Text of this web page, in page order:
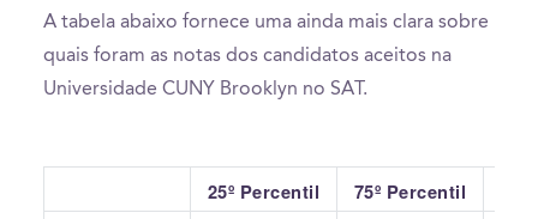
A tabela abaixo fornece uma ainda mais clara sobre
quais foram as notas dos candidatos aceitos na
Universidade CUNY Brooklyn no SAT.
25º Percentil 75º Percentil